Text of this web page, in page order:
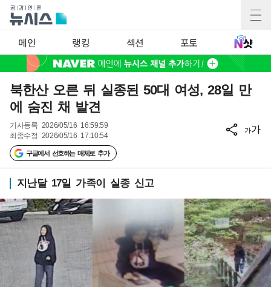
메인 랭킹 섹션 포토
북한산 오른 뒤 실종된 50대 여성, 28일 만
에 숨진 채 발견
기사등록 2026/05/16 16:59:59
최종수정 2026/05/16 17:10:54
구글에서 선호하는 매체로 추가
가가
지난달 17일 가족이 실종 신고